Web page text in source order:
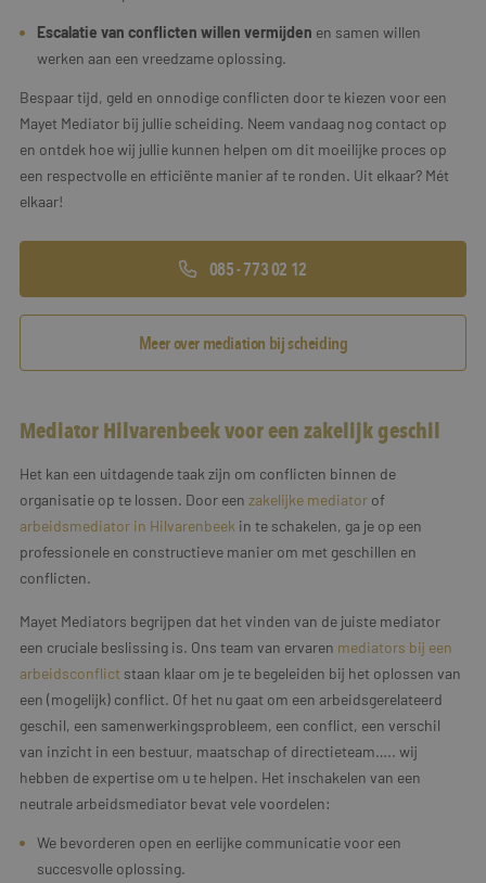
Escalatie van conflicten willen vermijden en samen willen
werken aan een vreedzame oplossing.
Bespaar tijd, geld en onnodige conflicten door te kiezen voor een
Mayet Mediator bij jullie scheiding. Neem vandaag nog contact op
en ontdek hoe wij jullie kunnen helpen om dit moeilijke proces op
een respectvolle en efficiënte manier af te ronden. Uit elkaar? Mét
elkaar!
085 - 773 02 12
Meer over mediation bij scheiding
Mediator Hilvarenbeek voor een zakelijk geschil
Het kan een uitdagende taak zijn om conflicten binnen de
organisatie op te lossen. Door een zakelijke mediator of
arbeidsmediator in Hilvarenbeek in te schakelen, ga je op een
professionele en constructieve manier om met geschillen en
conflicten.
Mayet Mediators begrijpen dat het vinden van de juiste mediator
een cruciale beslissing is. Ons team van ervaren mediators bij een
arbeidsconflict staan klaar om je te begeleiden bij het oplossen van
een (mogelijk) conflict. Of het nu gaat om een arbeidsgerelateerd
geschil, een samenwerkingsprobleem, een conflict, een verschil
van inzicht in een bestuur, maatschap of directieteam….. wij
hebben de expertise om u te helpen. Het inschakelen van een
neutrale arbeidsmediator bevat vele voordelen:
We bevorderen open en eerlijke communicatie voor een
succesvolle oplossing.